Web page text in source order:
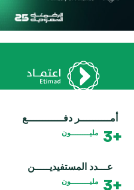
أمــــــــــر دفــــــــــــع
+3 مليــــــــون
عـــدد المستفيديـــــن
+3 مليــــــــون